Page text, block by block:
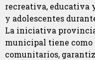
recreativa, educativa
y adolescentes
La iniciativa
municipal tiene como
comunitarios,